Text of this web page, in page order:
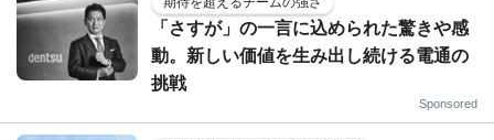
「さすが」の一言に込められた驚きや感
動。新しい価値を生み出し続ける電通の
挑戦
Sponsored